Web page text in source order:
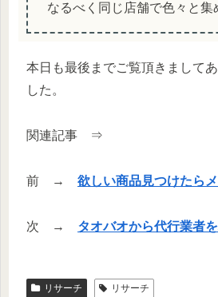
なるべく同じ店舗で色々と集
本日も最後までご覧頂きまして
した。
関連記事 ⇒
前 → 欲しい商品見つけたら
次 → タオバオから代行業者
リサーチ リサーチ